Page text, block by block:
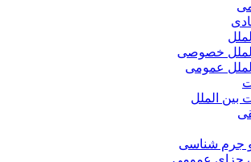
خصوصی
عمومی
بین الملل
جرم شناسی